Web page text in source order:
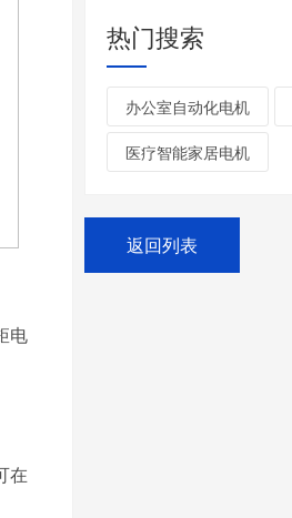
电
在
热门搜索
办公室自动化电机
医疗智能家居电机
返回列表